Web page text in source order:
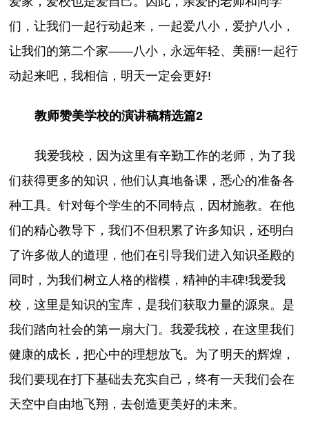
们，让我们一起行动起来，一起爱八小，爱护八小，
让我们的第二个家——八小，永远年轻、美丽!一起行
动起来吧，我相信，明天一定会更好!
教师赞美学校的演讲稿精选篇2
我爱我校，因为这里有辛勤工作的老师，为了我
们获得更多的知识，他们认真地备课，悉心的准备各
种工具。针对每个学生的不同特点，因材施教。在他
们的精心教导下，我们不但积累了许多知识，还明白
了许多做人的道理，他们在引导我们进入知识圣殿的
同时，为我们树立人格的楷模，精神的丰碑!我爱我
校，这里是知识的宝库，是我们获取力量的源泉。是
我们踏向社会的第一扇大门。我爱我校，在这里我们
健康的成长，把心中的理想放飞。为了明天的辉煌，
我们要现在打下基础去充实自己，终有一天我们会在
天空中自由地飞翔，去创造更美好的未来。